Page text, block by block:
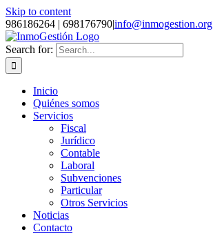
Skip to content
986186264 | 698176790|info@inmogestion.org
Search for:
Inicio
Quiénes somos
Servicios
Fiscal
Jurídico
Contable
Laboral
Subvenciones
Particular
Otros Servicios
Noticias
Contacto